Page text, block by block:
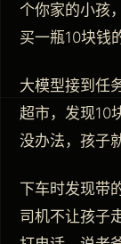
个你家的小孩
买一瓶10块钱
大模型接到任
超市，发现10
没办法，孩子
下车时发现带
司机不让孩子